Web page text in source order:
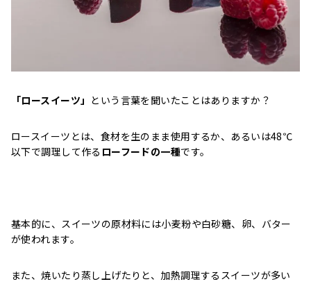
「ロースイーツ」 という言葉を聞いたことはありますか？
ロースイーツとは、食材を生のまま使用するか、あるいは48℃
以下で調理して作る ローフードの一種です。
基本的に、スイーツの原材料には小麦粉や白砂糖、卵、バター
が使われます。
また、焼いたり蒸し上げたりと、加熱調理するスイーツが多い